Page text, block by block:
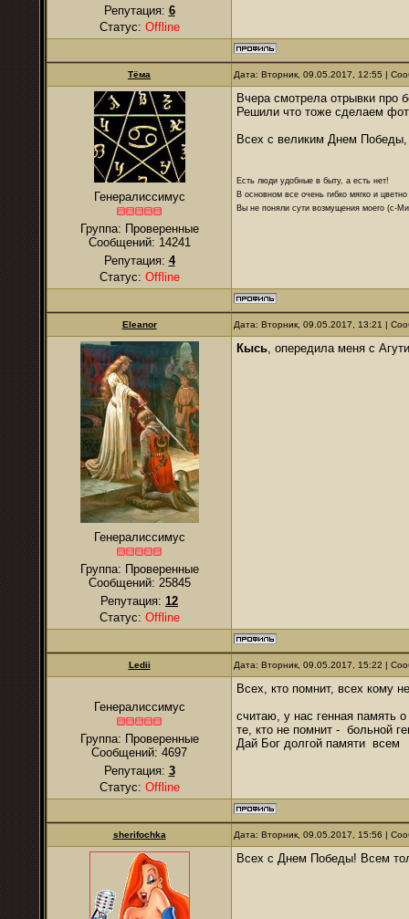
Репутация: 6
Статус: Offline
Тёма Дата: Вторник, 09.05.2017, 12:55 |
Генералиссимус
Группа: Проверенные
Сообщений: 14241
Репутация: 4
Статус: Offline
Вчера смотрела отрывки про
Решили что тоже сделаем
Всех с великим Днем
Есть люди удобные в быту, а есть нет!
В основном все очень гибко мягко и цветно
Вы не поняли сути возмущения моего (с-
Eleanor Дата: Вторник, 09.05.2017, 13:21 |
Генералиссимус
Группа: Проверенные
Сообщений: 25845
Репутация: 12
Статус: Offline
Кысь, опередила меня с
Ledii Дата: Вторник, 09.05.2017, 15:22 |
Генералиссимус
Группа: Проверенные
Сообщений: 4697
Репутация: 3
Статус: Offline
Всех, кто помнит, всех
считаю, у нас генная память
те, кто не помнит - больной
Дай Бог долгой памяти всем
sherifochka Дата: Вторник, 09.05.2017, 15:56 |
Всех с Днем Победы! Всем